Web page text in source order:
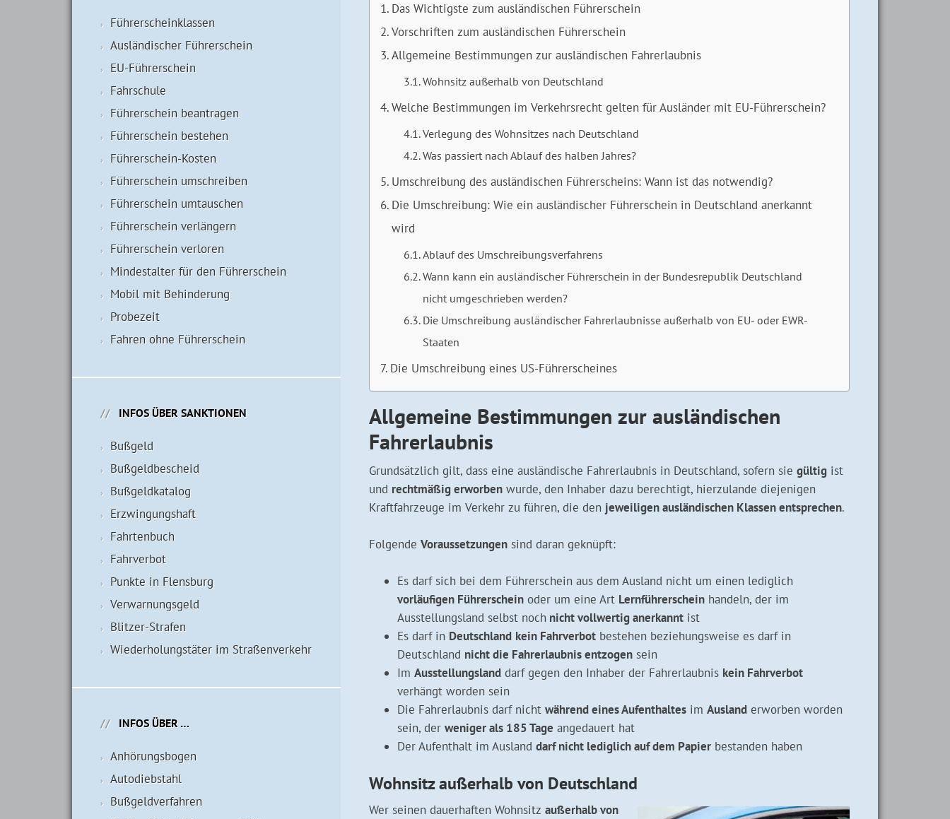
Das Wichtigste zum ausländischen Führerschein
Vorschriften zum ausländischen Führerschein
Allgemeine Bestimmungen zur ausländischen Fahrerlaubnis
Wohnsitz außerhalb von Deutschland
Welche Bestimmungen im Verkehrsrecht gelten für Ausländer mit EU-Führerschein?
Verlegung des Wohnsitzes nach Deutschland
Was passiert nach Ablauf des halben Jahres?
Umschreibung des ausländischen Führerscheins: Wann ist das notwendig?
Die Umschreibung: Wie ein ausländischer Führerschein in Deutschland anerkannt
wird
Ablauf des Umschreibungsverfahrens
Wann kann ein ausländischer Führerschein in der Bundesrepublik Deutschland
nicht umgeschrieben werden?
Die Umschreibung ausländischer Fahrerlaubnisse außerhalb von EU- oder EWR-
Staaten
Die Umschreibung eines US-Führerscheines
Allgemeine Bestimmungen zur ausländischen
Fahrerlaubnis
Grundsätzlich gilt, dass eine ausländische Fahrerlaubnis in Deutschland, sofern sie gültig ist
und rechtmäßig erworben wurde, den Inhaber dazu berechtigt, hierzulande diejenigen
Kraftfahrzeuge im Verkehr zu führen, die den jeweiligen ausländischen Klassen entsprechen.
Folgende Voraussetzungen sind daran geknüpft:
Es darf sich bei dem Führerschein aus dem Ausland nicht um einen lediglich
vorläufigen Führerschein oder um eine Art Lernführerschein handeln, der im
Ausstellungsland selbst noch nicht vollwertig anerkannt ist
Es darf in Deutschland kein Fahrverbot bestehen beziehungsweise es darf in
Deutschland nicht die Fahrerlaubnis entzogen sein
Im Ausstellungsland darf gegen den Inhaber der Fahrerlaubnis kein Fahrverbot
verhängt worden sein
Die Fahrerlaubnis darf nicht während eines Aufenthaltes im Ausland erworben worden
sein, der weniger als 185 Tage angedauert hat
Der Aufenthalt im Ausland darf nicht lediglich auf dem Papier bestanden haben
Wohnsitz außerhalb von Deutschland
Wer seinen dauerhaften Wohnsitz außerhalb von
Führerschein­klassen
Ausländischer Führerschein
EU-Führerschein
Fahrschule
Führerschein beantragen
Führerschein bestehen
Führerschein-Kosten
Führerschein umschreiben
Führerschein umtauschen
Führerschein verlängern
Führerschein verloren
Mindestalter für den Führerschein
Mobil mit Behinderung
Probezeit
Fahren ohne Führerschein
INFOS ÜBER SANKTIONEN
Bußgeld
Bußgeldbescheid
Bußgeldkatalog
Erzwingungshaft
Fahrtenbuch
Fahrverbot
Punkte in Flensburg
Verwarnungsgeld
Blitzer-Strafen
Wiederholungstäter im Straßenverkehr
INFOS ÜBER …
Anhörungsbogen
Autodiebstahl
Bußgeldverfahren